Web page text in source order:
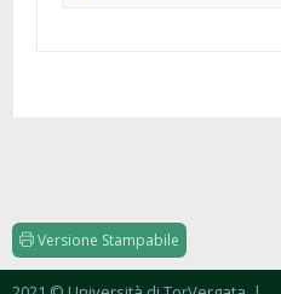
Versione Stampabile